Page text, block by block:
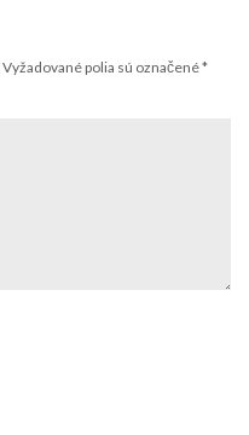
Vyžadované polia sú označené*